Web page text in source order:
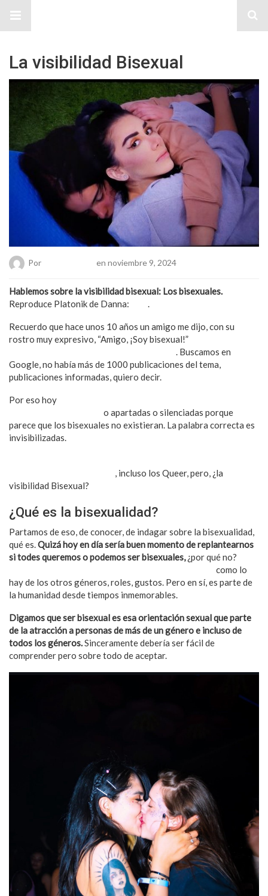
La visibilidad Bisexual
Por en noviembre 9, 2024
Hablemos sobre la visibilidad bisexual: Los bisexuales.
Reproduce Platonik de Danna:
.
Recuerdo que hace unos 10 años un amigo me dijo, con su
rostro muy expresivo, “Amigo, ¡Soy bisexual!”
. Buscamos en
Google, no había más de 1000 publicaciones del tema,
publicaciones informadas, quiero decir.
Por eso hoy
o apartadas o silenciadas porque
parece que los bisexuales no existieran. La palabra correcta es
invisibilizadas.
, incluso los Queer, pero, ¿la
visibilidad Bisexual?
¿Qué es la bisexualidad?
Partamos de eso, de conocer, de indagar sobre la bisexualidad,
qué es.Quizá hoy en día sería buen momento de replantearnos
si todes queremos o podemos ser bisexuales,¿por qué no?
como lo
hay de los otros géneros, roles, gustos. Pero en sí, es parte de
la humanidad desde tiempos inmemorables.
Digamos que ser bisexual es esa orientación sexual que parte
de la atracción a personas de más de un género e incluso de
todos los géneros.Sinceramente debería ser fácil de
comprender pero sobre todo de aceptar.